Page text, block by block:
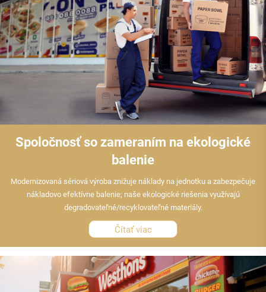
Spoločnosť so zameraním na ekologické
balenie
Modernizovaná sériová výroba znižuje náklady na jednotku a zabezpečuje
nákladovo efektívne balenie; naše ekologické riešenia využívajú
degradovateľné/recyklovateľné materiály.
Čítať viac